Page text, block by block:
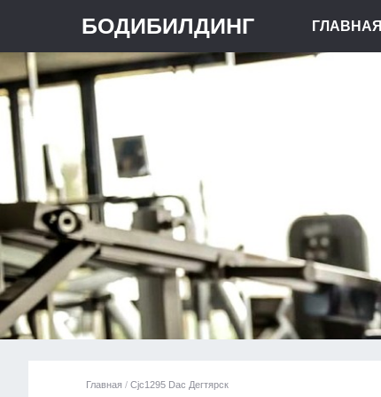
БОДИБИЛДИНГ ГЛАВНАЯ
Главная / Cjc1295 Dac Дегтярск